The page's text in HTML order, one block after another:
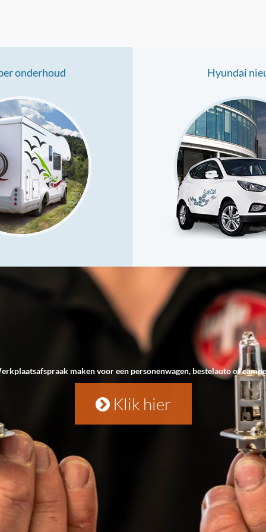
onderhoud Hyundai
maken voor een personenwagen, bestelauto of
Klik hier